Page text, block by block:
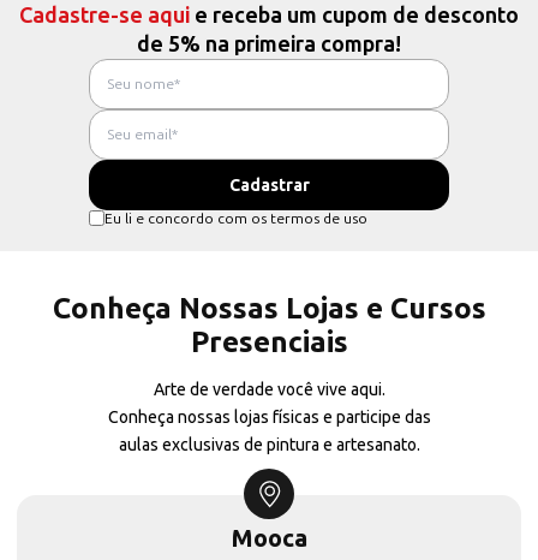
Cadastre-se aqui e receba um cupom de desconto
de 5% na primeira compra!
Eu li e concordo com os termos de uso
Conheça Nossas Lojas e Cursos
Presenciais
Arte de verdade você vive aqui.
Conheça nossas lojas físicas e participe das
aulas exclusivas de pintura e artesanato.
Mooca